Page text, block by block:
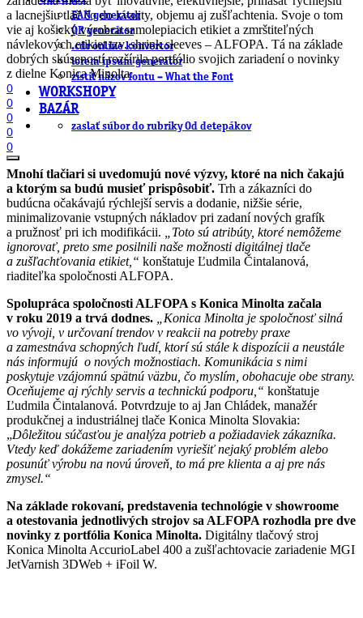
EAN generátor
QR generátor
.cdr online konvertor
lorem ipsum generátor
zistiť názov fontu – What the Font
WORKSHOPY
BAZÁR
zaslať súbor do rubriky Od detepákov
a lacnejšiu tlač čo do kvality, objemu aj zušľachtenia. Svoje o tom
vie aj košický výrobca samolepiacich etikiet a zmrštiteľných
návlekových etikiet tzv. shrink sleeves – ALFOPA. Tá na základe
dobrých skúseností rozšírila portfólio svojich zariadení o novinky
z dielne Konica Minolta.
0
0
0
0
0
Mnohí tlačiari si uvedomujú nové výzvy, ktoré na nich čakajú
a ktorým sa budú musieť prispôsobiť. Trh a zákazníci do
budúcna očakávajú rýchlejší servis a dodanie, nižšie série,
minimalizovanie vstupných nákladov pri zadaní nových grafík
a pružnosť pri ich modifikácii.
„Toto sú atribúty, ktoré nemôžeme
ignorovať, preto sme posilnili naše možnosti digitálnej tlače
a zušľachťovania etikiet,“ konštatuje Ľudmila Čintalanová,
riaditeľka spoločnosti ALFOPA.
Spolupráca spoločnosti ALFOPA s Konica Minolta začala
v roku 2019 a trvá dodnes.
„Konica Minolta je spoločnosť silná
vo vývoji, v určovaní trendov v reakcii na potreby praxe
a zamestnáva schopných ľudí, ktorí sú stále k dispozícii a neustále
nás informujú o nových možnostiach. Komunikácia s nimi
poskytuje vzájomnú spätnú väzbu, čo myslím, obohacuje obe strany.
Oceňujeme aj rýchly servis a technickú podporu,“ konštatuje
Ľudmila Čintalanová. Potvrdzuje to aj Jan Chládek, manažér
produkčnej a industriálnej tlače Konica Minolta Slovakia:
„Dôležitou súčasťou je analýza potrieb a požiadaviek zákazníka.
Vtedy keď dokážeme zariadením vyriešiť nejaký problém alebo
posunúť výrobu na novú úroveň, to má pre klienta a aj pre nás
zmysel.“
Na základe rokovaní, predstavenia technológie v showroome
a otestovania jednotlivých strojov sa ALFOPA rozhodla pre dve
novinky z portfólia Konica Minolta. Digitálny tlačový stroj
Konica Minolta AccurioLabel 400 a zušľachtovacie zariadenie MGI
JetVarnish 3DWeb + iFoil W.